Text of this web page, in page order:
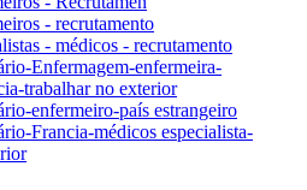
- recrutamento
- médicos - recrutamento
Enfermagem-enfermeira-
trabalhar no exterior
enfermeiro-país estrangeiro
Francia-médicos especialista-